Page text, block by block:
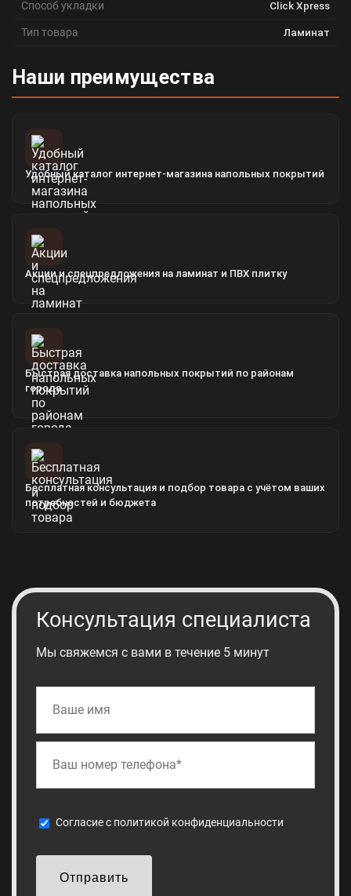
Способ укладки Click Xpress
Тип товара Ламинат
Наши преимущества
Удобный каталог интернет-магазина напольных покрытий
Акции и спецпредложения на ламинат и ПВХ плитку
Быстрая доставка напольных покрытий по районам
города
Бесплатная консультация и подбор товара с учётом ваших
потребностей и бюджета
Консультация специалиста
Мы свяжемся с вами в течение 5 минут
Cогласие с политикой конфиденциальности
Отправить